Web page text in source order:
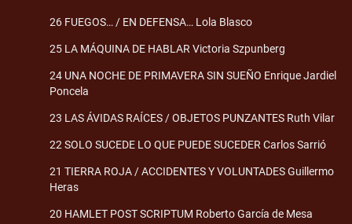
26 FUEGOS… / EN DEFENSA… Lola Blasco
25 LA MÁQUINA DE HABLAR Victoria Szpunberg
24 UNA NOCHE DE PRIMAVERA SIN SUEÑO Enrique Jardiel
Poncela
23 LAS ÁVIDAS RAÍCES / OBJETOS PUNZANTES Ruth Vilar
22 SOLO SUCEDE LO QUE PUEDE SUCEDER Carlos Sarrió
21 TIERRA ROJA / ACCIDENTES Y VOLUNTADES Guillermo
Heras
20 HAMLET POST SCRIPTUM Roberto García de Mesa